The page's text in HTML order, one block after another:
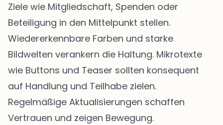
Ziele wie Mitgliedschaft, Spenden oder
Beteiligung in den Mittelpunkt stellen.
Wiedererkennbare Farben und starke
Bildwelten verankern die Haltung. Mikrotexte
wie Buttons und Teaser sollten konsequent
auf Handlung und Teilhabe zielen.
Regelmäßige Aktualisierungen schaffen
Vertrauen und zeigen Bewegung.